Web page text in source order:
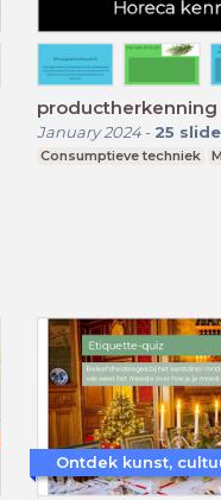
productherkenning
January 2024- 25
Consumptieve techniek